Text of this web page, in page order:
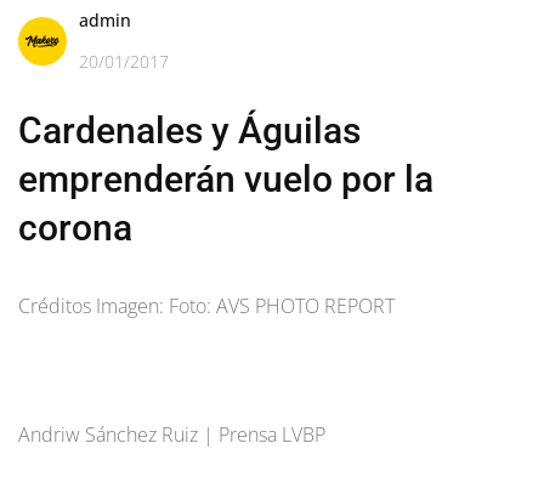
admin
20/01/2017
Cardenales y Águilas
emprenderán vuelo por la
corona
Créditos Imagen: Foto: AVS PHOTO REPORT
Andriw Sánchez Ruiz | Prensa LVBP